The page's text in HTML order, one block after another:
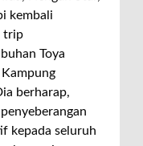
kembali
trip
Toya
berharap,
kepada seluruh